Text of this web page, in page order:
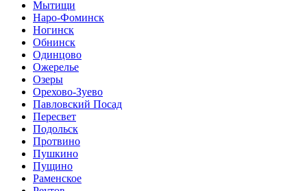
Мытищи
Наро-Фоминск
Ногинск
Обнинск
Одинцово
Ожерелье
Озеры
Орехово-Зуево
Павловский Посад
Пересвет
Подольск
Протвино
Пушкино
Пущино
Раменское